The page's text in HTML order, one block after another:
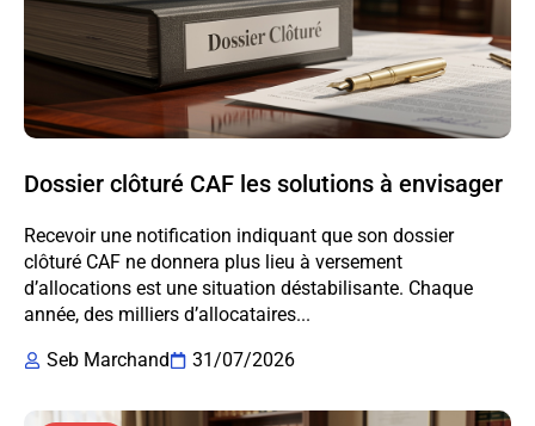
Dossier clôturé CAF les solutions à envisager
Recevoir une notification indiquant que son dossier
clôturé CAF ne donnera plus lieu à versement
d’allocations est une situation déstabilisante. Chaque
année, des milliers d’allocataires...
Seb Marchand
31/07/2026